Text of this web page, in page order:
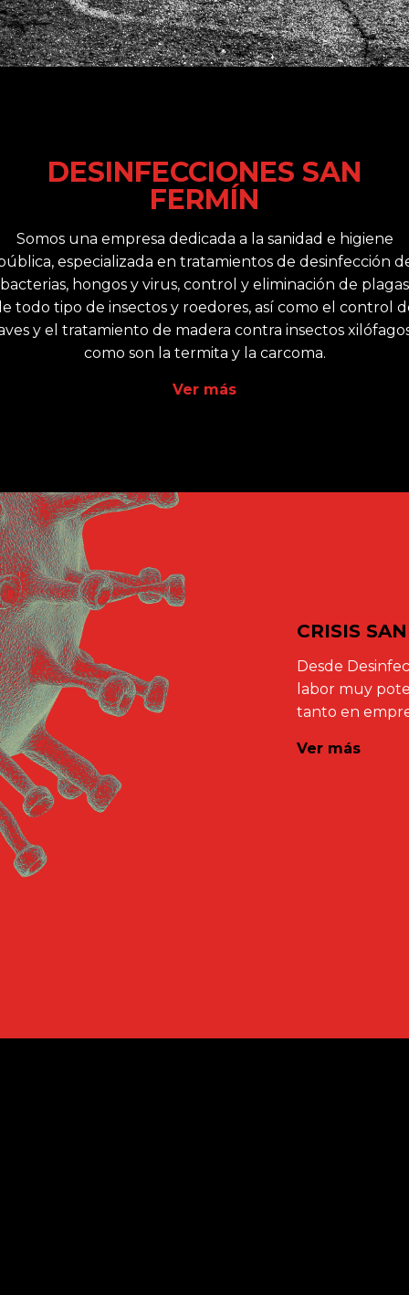
DESINFECCIONES SAN
FERMÍN
Somos una empresa dedicada a la sanidad e higiene
especializada en tratamientos de desinfección
bacterias, hongos y virus, control y eliminación de plagas
todo tipo de insectos y roedores, así como el control
y el tratamiento de madera contra insectos
como son la termita y la carcoma.
Ver más
CRISIS
Desde
labor muy
tanto en
Ver más